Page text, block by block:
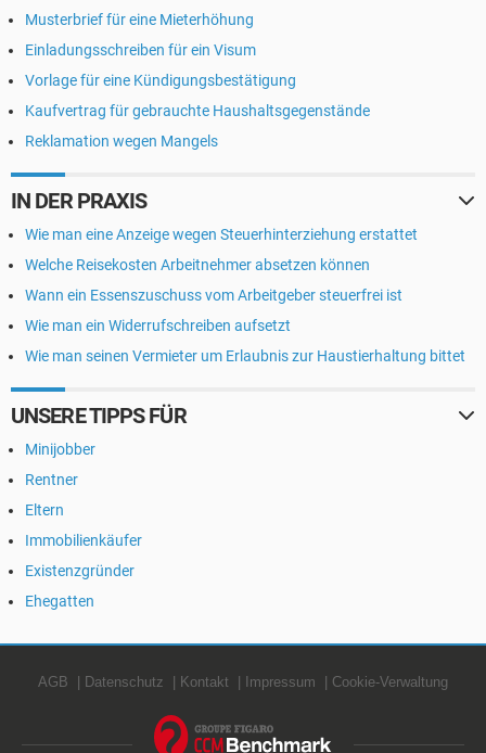
Musterbrief für eine Mieterhöhung
Einladungsschreiben für ein Visum
Vorlage für eine Kündigungsbestätigung
Kaufvertrag für gebrauchte Haushaltsgegenstände
Reklamation wegen Mangels
IN DER PRAXIS
Wie man eine Anzeige wegen Steuerhinterziehung erstattet
Welche Reisekosten Arbeitnehmer absetzen können
Wann ein Essenszuschuss vom Arbeitgeber steuerfrei ist
Wie man ein Widerrufschreiben aufsetzt
Wie man seinen Vermieter um Erlaubnis zur Haustierhaltung bittet
UNSERE TIPPS FÜR
Minijobber
Rentner
Eltern
Immobilienkäufer
Existenzgründer
Ehegatten
AGB Datenschutz Kontakt Impressum Cookie-Verwaltung